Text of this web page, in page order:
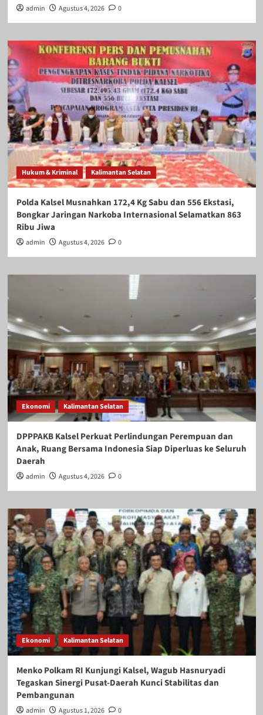
admin Agustus 4, 2026 0
Hukum & Kriminal Kalimantan Selatan
Polda Kalsel Musnahkan 172,4 Kg Sabu dan 556 Ekstasi,
Bongkar Jaringan Narkoba Internasional Selamatkan 863
Ribu Jiwa
admin Agustus 4, 2026 0
Ekonomi Kalimantan Selatan
DPPPAKB Kalsel Perkuat Perlindungan Perempuan dan
Anak, Ruang Bersama Indonesia Siap Diperluas ke Seluruh
Daerah
admin Agustus 4, 2026 0
Ekonomi Kalimantan Selatan
Menko Polkam RI Kunjungi Kalsel, Wagub Hasnuryadi
Tegaskan Sinergi Pusat-Daerah Kunci Stabilitas dan
Pembangunan
admin Agustus 1, 2026 0